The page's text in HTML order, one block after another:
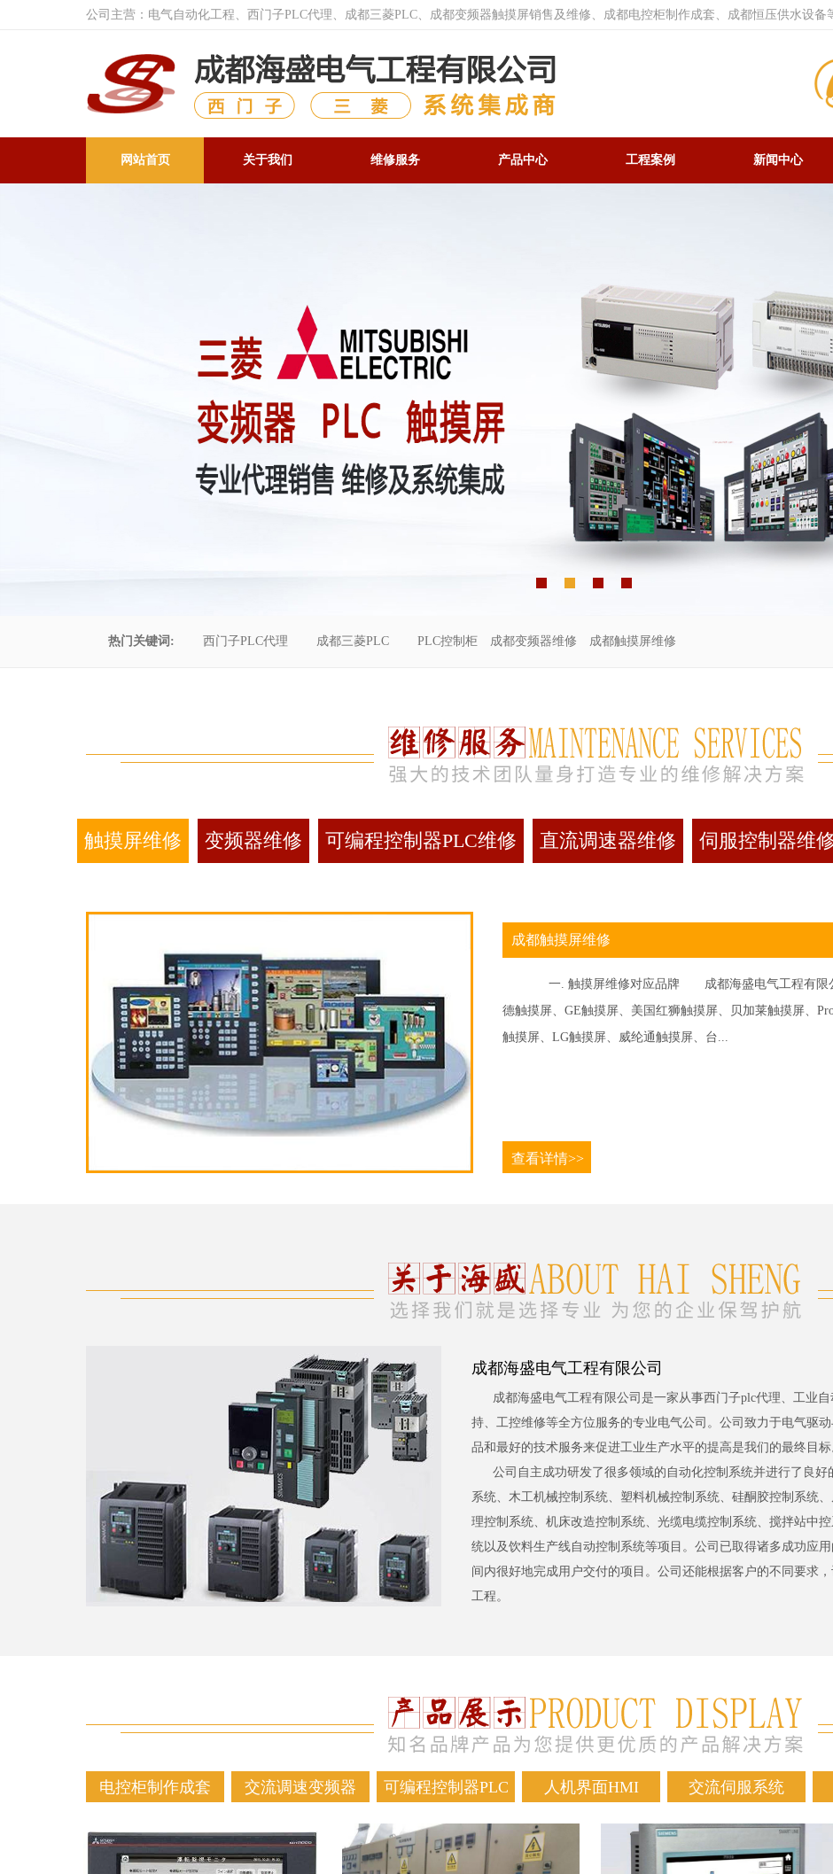
公司主营：电气自动化工程、西门子PLC代理、成都三菱PLC、成都变频器触摸屏销售及维修、成都电控柜制作成套、成都恒压供水设备
网站首页 关于我们 维修服务 产品中心 工程案例 新闻中心
热门关键词: 西门子PLC代理 成都三菱PLC PLC控制柜 成都变频器维修 成都触摸屏维修
触摸屏维修 变频器维修 可编程控制器PLC维修 直流调速器维修 伺服控制器维
成都触摸屏维修
一. 触摸屏维修对应品牌 成都海盛电气工程有限公
德触摸屏、GE触摸屏、美国红狮触摸屏、贝加莱触摸屏、
触摸屏、LG触摸屏、威纶通触摸屏、台...
查看详情>>
成都海盛电气工程有限公司
成都海盛电气工程有限公司是一家从事西门子plc代理、工业
持、工控维修等全方位服务的专业电气公司。公司致力于电气驱
品和最好的技术服务来促进工业生产水平的提高是我们的最终目标
公司自主成功研发了很多领域的自动化控制系统并进行了良
系统、木工机械控制系统、塑料机械控制系统、硅酮胶控制系统
理控制系统、机床改造控制系统、光缆电缆控制系统、搅拌站中
统以及饮料生产线自动控制系统等项目。公司已取得诸多成功应
间内很好地完成用户交付的项目。公司还能根据客户的不同要求
工程。
电控柜制作成套 交流调速变频器 可编程控制器PLC 人机界面HMI 交流伺服系统